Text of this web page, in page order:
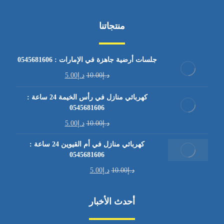
منتجاتنا
جلسات أرضية جاهزة في الإمارات : 0545681606
د.إ10.00 د.إ5.00
كهربائي منازل في رأس الخيمة 24 ساعة :
0545681606
د.إ10.00 د.إ5.00
كهربائي منازل في أم القيوين 24 ساعة :
0545681606
د.إ10.00 د.إ5.00
أحدث الأخبار